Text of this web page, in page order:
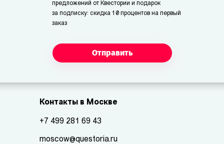
предложений от Квестории и подарок
за подписку: скидка 10 процентов на первый
заказ
Отправить
Контакты в Москве
+7 499 281 69 43
moscow@questoria.ru